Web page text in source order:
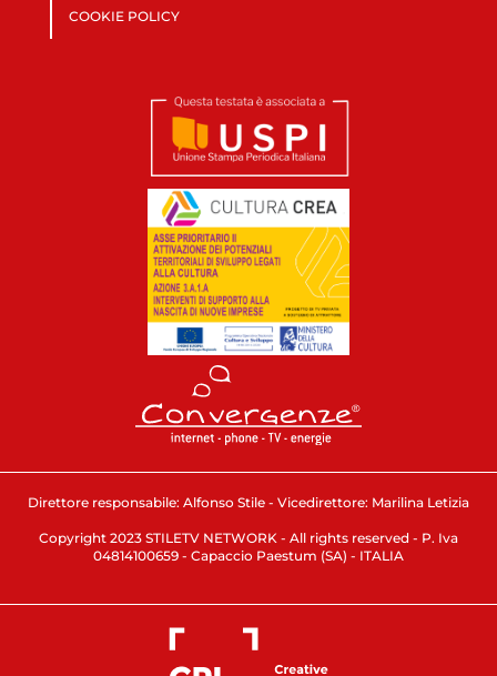
COOKIE POLICY
Direttore responsabile: Alfonso Stile - Vicedirettore: Marilina Letizia
Copyright 2023 STILETV NETWORK - All rights reserved - P. Iva
04814100659 - Capaccio Paestum (SA) - ITALIA